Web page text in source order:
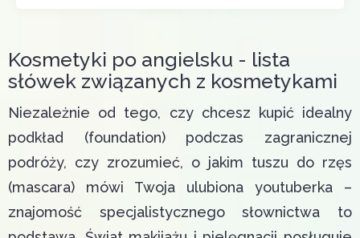
Kosmetyki po angielsku - lista
słówek związanych z kosmetykami
Niezależnie od tego, czy chcesz kupić idealny
podkład (foundation) podczas zagranicznej
podróży, czy zrozumieć, o jakim tuszu do rzęs
(mascara) mówi Twoja ulubiona youtuberka –
znajomość specjalistycznego słownictwa to